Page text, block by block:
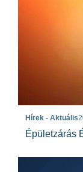
Hírek - Aktuális
Épületzárás